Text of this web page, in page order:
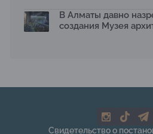
Ко Дню столицы в Нуре
общественных пространств
06.07.2026
МЧС усилило мониторинг рек и
На общественных слушаниях
В Алматы давно
создания Музея
Свидетельство о